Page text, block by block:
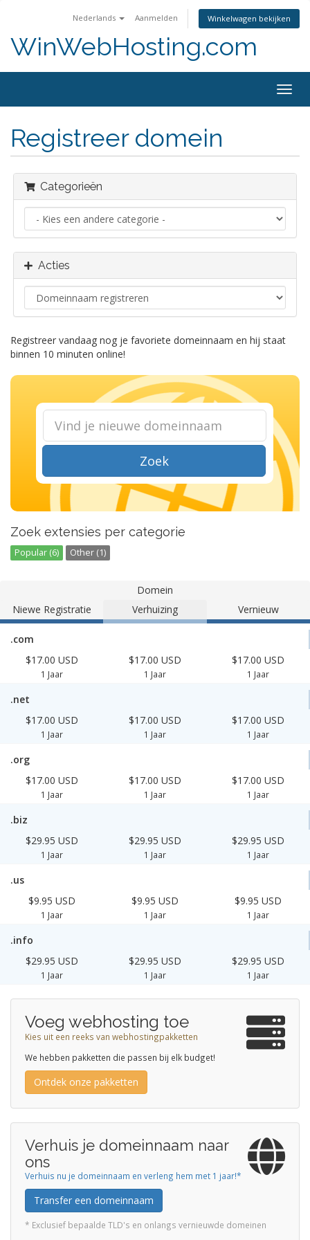
Nederlands Aanmelden Winkelwagen bekijken
WinWebHosting.com
in-/
Registreer domein
Categorieën
Acties
Registreer vandaag nog je favoriete domeinnaam en hij staat
binnen 10 minuten online!
Zoek
Zoek extensies per categorie
Popular (6) Other (1)
Domein
Niewe Registratie
Verhuizing Vernieuw
.com
$17.00 USD
1 Jaar
$17.00 USD
1 Jaar
$17.00 USD
1 Jaar
.net
$17.00 USD
1 Jaar
$17.00 USD
1 Jaar
$17.00 USD
1 Jaar
.org
$17.00 USD
1 Jaar
$17.00 USD
1 Jaar
$17.00 USD
1 Jaar
.biz
$29.95 USD
1 Jaar
$29.95 USD
1 Jaar
$29.95 USD
1 Jaar
.us
$9.95 USD
1 Jaar
$9.95 USD
1 Jaar
$9.95 USD
1 Jaar
.info
$29.95 USD
1 Jaar
$29.95 USD
1 Jaar
$29.95 USD
1 Jaar
Voeg webhosting toe
Kies uit een reeks van webhostingpakketten
We hebben pakketten die passen bij elk budget!
Ontdek onze pakketten
Verhuis je domeinnaam naar
ons
Verhuis nu je domeinnaam en verleng hem met 1 jaar!*
Transfer een domeinnaam
* Exclusief bepaalde TLD's en onlangs vernieuwde domeinen